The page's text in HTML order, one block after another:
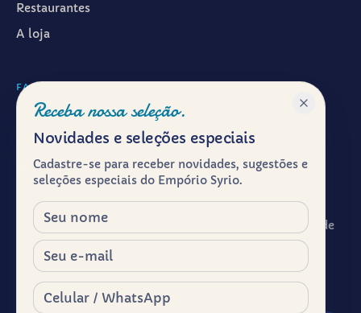
Restaurantes
A loja
FALAR CONOSCO
WhatsApp ·(11) 99601-7286
Instagram · @emporiosyrio
Facebook · @emporiosyrio
contato@emporiosyrio.com.br
R. Comendador Abdo Schahin, 136 - Centro Histórico de
São Paulo, São Paulo - SP, 01023-050
Segunda a sábado, das 9h às 19h
Receba nossa seleção.
Novidades e seleções especiais
Cadastre-se para receber novidades, sugestões e
seleções especiais do Empório Syrio.
Nome
E-mail
Celular / WhatsApp